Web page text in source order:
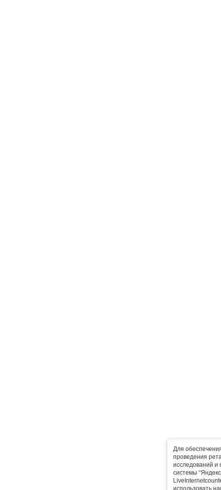
Для
проведения
исследований и
системы
использовать